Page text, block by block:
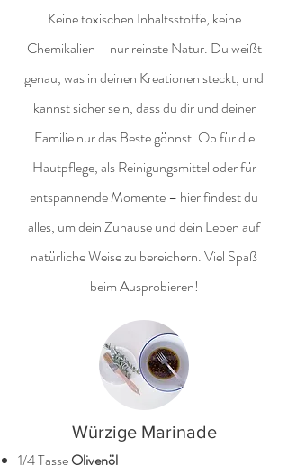
Keine toxischen Inhaltsstoffe, keine
Chemikalien – nur reinste Natur. Du weißt
genau, was in deinen Kreationen steckt, und
kannst sicher sein, dass du dir und deiner
Familie nur das Beste gönnst. Ob für die
Hautpflege, als Reinigungsmittel oder für
entspannende Momente – hier findest du
alles, um dein Zuhause und dein Leben auf
natürliche Weise zu bereichern. Viel Spaß
beim Ausprobieren!
Würzige Marinade
1/4 TasseOlivenöl